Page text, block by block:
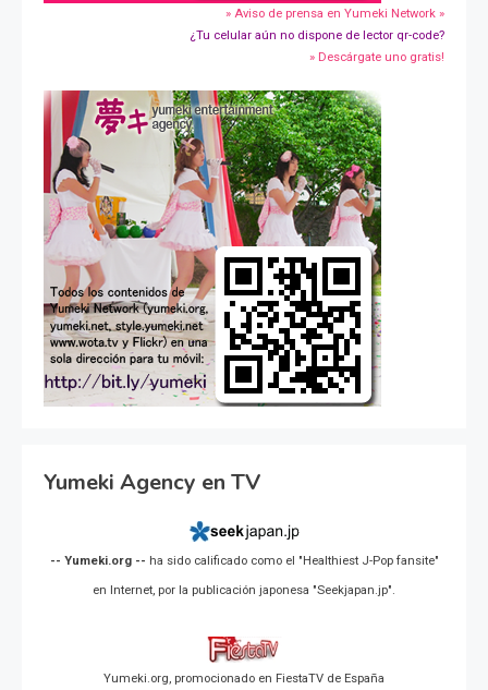
» Aviso de prensa en Yumeki Network »
¿Tu celular aún no dispone de lector qr-code?
» Descárgate uno gratis!
Yumeki Agency en TV
-- Yumeki.org -- ha sido calificado como el "Healthiest J-Pop fansite"
en Internet, por la publicación japonesa "Seekjapan.jp".
Yumeki.org, promocionado en FiestaTV de España